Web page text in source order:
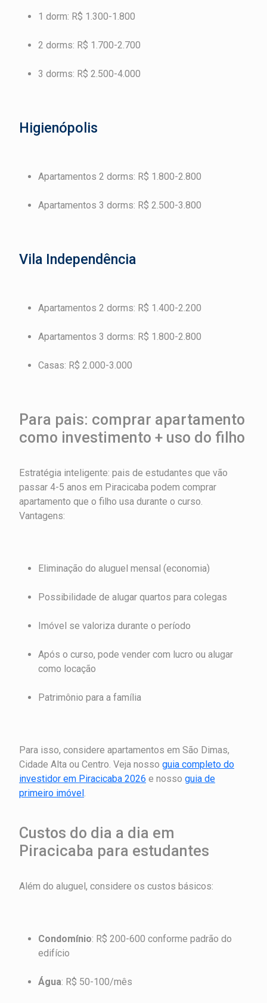
1 dorm: R$ 1.300-1.800
2 dorms: R$ 1.700-2.700
3 dorms: R$ 2.500-4.000
Higienópolis
Apartamentos 2 dorms: R$ 1.800-2.800
Apartamentos 3 dorms: R$ 2.500-3.800
Vila Independência
Apartamentos 2 dorms: R$ 1.400-2.200
Apartamentos 3 dorms: R$ 1.800-2.800
Casas: R$ 2.000-3.000
Para pais: comprar apartamento
como investimento + uso do filho
Estratégia inteligente: pais de estudantes que vão
passar 4-5 anos em Piracicaba podem comprar
apartamento que o filho usa durante o curso.
Vantagens:
Eliminação do aluguel mensal (economia)
Possibilidade de alugar quartos para colegas
Imóvel se valoriza durante o período
Após o curso, pode vender com lucro ou alugar
como locação
Patrimônio para a família
Para isso, considere apartamentos em São Dimas,
Cidade Alta ou Centro. Veja nosso guia completo do
investidor em Piracicaba 2026 e nosso guia de
primeiro imóvel.
Custos do dia a dia em
Piracicaba para estudantes
Além do aluguel, considere os custos básicos:
Condomínio: R$ 200-600 conforme padrão do
edifício
Água: R$ 50-100/mês